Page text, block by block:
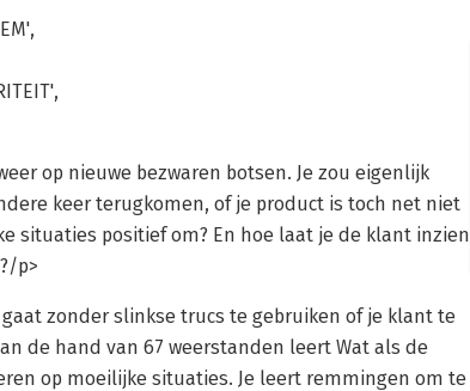
op nieuwe bezwaren botsen. Je zou eigenlijk
keer terugkomen, of je product is toch net niet
situaties positief om? En hoe laat je de klant inzien
p>
zonder slinkse trucs te gebruiken of je klant te
de hand van 67 weerstanden leert Wat als de
op moeilijke situaties. Je leert remmingen om te